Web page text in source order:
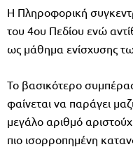
Η Πληροφορική
του 4ου Πεδίου ενώ
ως μάθημα ενίσχυσης
Το βασικότερο
φαίνεται να παράγει
μεγάλο αριθμό
πιο ισορροπημένη